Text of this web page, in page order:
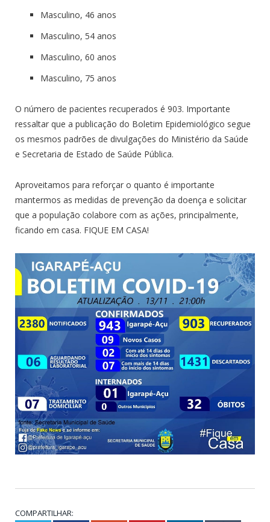
Masculino, 46 anos
Masculino, 54 anos
Masculino, 60 anos
Masculino, 75 anos
O número de pacientes recuperados é 903. Importante
ressaltar que a publicação do Boletim Epidemiológico segue
os mesmos padrões de divulgações do Ministério da Saúde
e Secretaria de Estado de Saúde Pública.
Aproveitamos para reforçar o quanto é importante
mantermos as medidas de prevenção da doença e solicitar
que a população colabore com as ações, principalmente,
ficando em casa. FIQUE EM CASA!
COMPARTILHAR: